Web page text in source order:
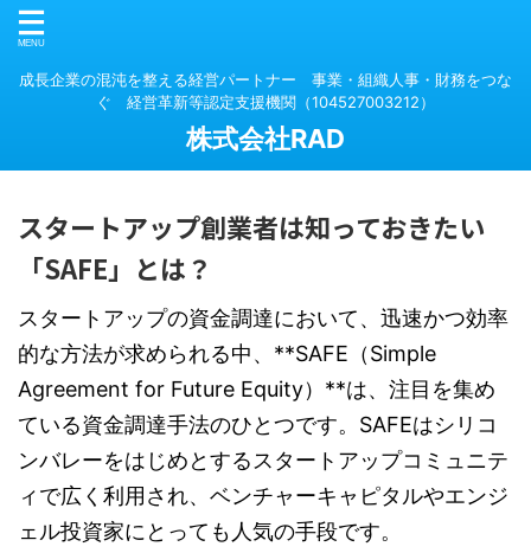
成長企業の混沌を整える経営パートナー 事業・組織人事・財務をつな
ぐ 経営革新等認定支援機関（104527003212）
株式会社RAD
スタートアップ創業者は知っておきたい
「SAFE」とは？
スタートアップの資金調達において、迅速かつ効率
的な方法が求められる中、**SAFE（Simple
Agreement for Future Equity）**は、注目を集め
ている資金調達手法のひとつです。SAFEはシリコ
ンバレーをはじめとするスタートアップコミュニテ
ィで広く利用され、ベンチャーキャピタルやエンジ
ェル投資家にとっても人気の手段です。